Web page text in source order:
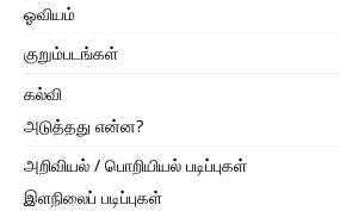
ஓவியம்
குறும்படங்கள்
கல்வி
அடுத்தது என்ன?
அறிவியல் / பொறியியல் படிப்புகள்
இளநிலைப் படிப்புகள்